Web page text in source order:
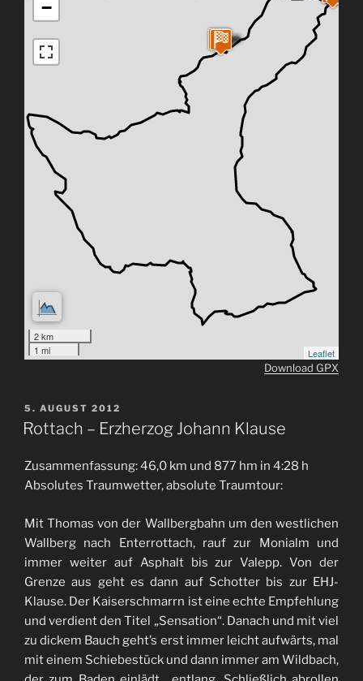
−
2 km
1 mi
Leaflet
Download GPX
VERÖFFENTLICHT
AM
5. AUGUST 2012
Rottach – Erzherzog Johann Klause
Zusammenfassung: 46,0 km und 877 hm in 4:28 h
Absolutes Traumwetter, absolute Traumtour:
Mit Thomas von der Wallbergbahn um den westlichen
Wallberg nach Enterrottach, rauf zur Monialm und
immer weiter auf Asphalt bis zur Valepp. Von der
Grenze aus geht es dann auf Schotter bis zur EHJ-
Klause. Der Kaiserschmarrn ist eine echte Empfehlung
und verdient den Titel „Sensation“. Danach und mit viel
zu dickem Bauch geht’s erst immer leicht aufwärts, mal
mit einem Schiebestück und dann immer am Wildbach,